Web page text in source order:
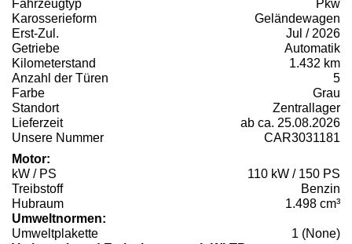
Fahrzeugtyp
Pkw
Karosserieform
Geländewagen
Erst-Zul.
Jul / 2026
Getriebe
Automatik
Kilometerstand
1.432 km
Anzahl der Türen
5
Farbe
Grau
Standort
Zentrallager
Lieferzeit
ab ca. 25.08.2026
Unsere Nummer
CAR3031181
Motor:
kW / PS
110 kW / 150 PS
Treibstoff
Benzin
Hubraum
1.498 cm³
Umweltnormen:
Umweltplakette
1 (None)